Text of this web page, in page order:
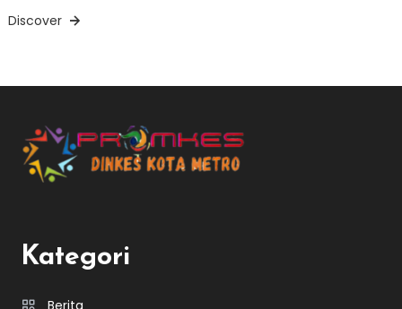
Discover
Kategori